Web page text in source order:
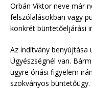
Orbán Viktor neve már
felszólalásokban vagy
konkrét büntetőeljárási
Az indítvány benyújtása
Ügyészségnél van.
ügyre óriási figyelem
szokványos